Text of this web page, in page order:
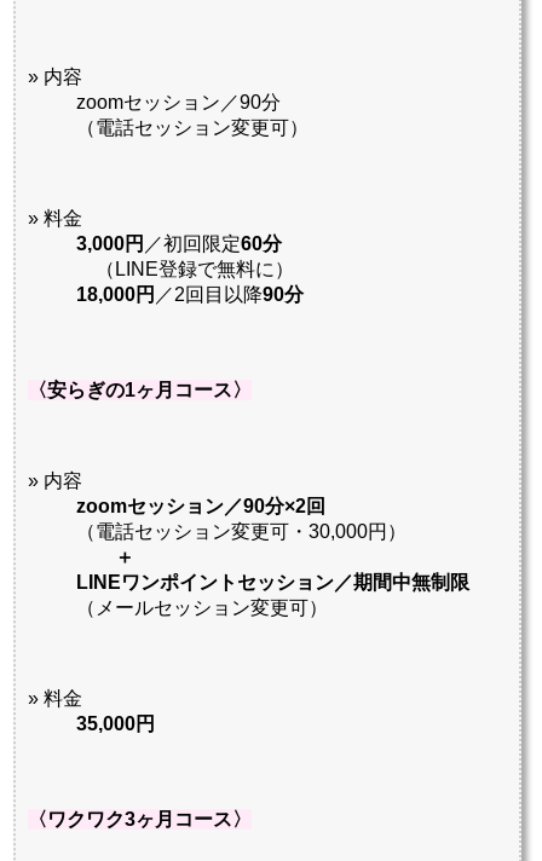
» 内容
zoomセッション／90分
（電話セッション変更可）
» 料金
3,000円 ／初回限定60分
（LINE登録で無料に）
18,000円 ／2回目以降90分
〈安らぎの1ヶ月コース〉
» 内容
zoomセッション／90分×2回
（電話セッション変更可・30,000円）
＋
LINEワンポイントセッション／期間中無制限
（メールセッション変更可）
» 料金
35,000円
〈ワクワク3ヶ月コース〉